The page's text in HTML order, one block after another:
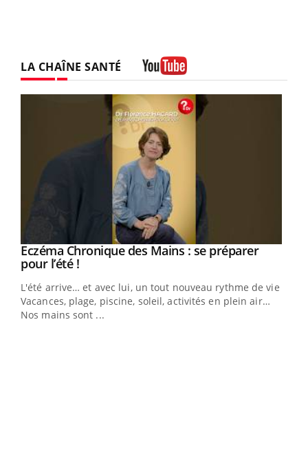
LA CHAÎNE SANTÉ
Youtube
Eczéma Chronique des Mains : se préparer
pour l’été !Youtube
L'été arrive… et avec lui, un tout nouveau rythme de vie !
Vacances, plage, piscine, soleil, activités en plein air…
Nos mains sont ...